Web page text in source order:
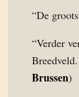
“De
“Verder
Brussen)